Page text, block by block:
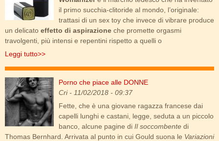
il primo succhia-clitoride al mondo, l’originale:
trattasi di un sex toy che invece di vibrare produce
un delicato effetto di aspirazione che promette orgasmi
travolgenti, più intensi e repentini rispetto a quelli o
Leggi tutto>>
porno_per_donne.jpg
Porno che piace alle DONNE
Cri- 11/02/2018 - 09:37
Fette, che è una giovane ragazza francese dai
capelli lunghi e castani, legge, seduta a un piccolo
banco, alcune pagine di Il soccombente di
Thomas Bernhard. Arrivata al punto in cui Gould suona le Variazioni